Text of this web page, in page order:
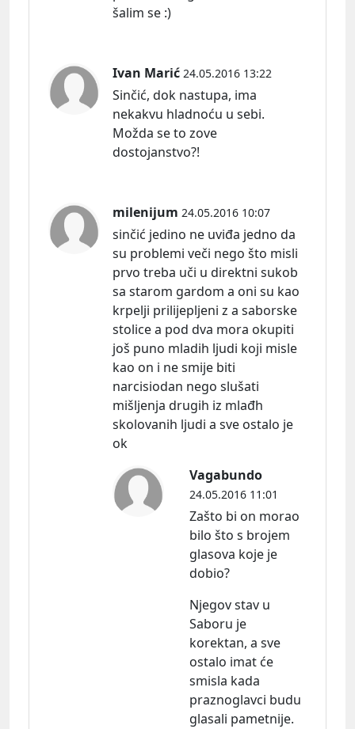
šalim se :)
Ivan Marić 24.05.2016 13:22
Sinčić, dok nastupa, ima
nekakvu hladnoću u sebi.
Možda se to zove
dostojanstvo?!
milenijum 24.05.2016 10:07
sinčić jedino ne uviđa jedno da
su problemi veči nego što misli
prvo treba uči u direktni sukob
sa starom gardom a oni su kao
krpelji prilijepljeni z a saborske
stolice a pod dva mora okupiti
još puno mladih ljudi koji misle
kao on i ne smije biti
narcisiodan nego slušati
mišljenja drugih iz mlađh
skolovanih ljudi a sve ostalo je
ok
Vagabundo
24.05.2016 11:01
Zašto bi on morao
bilo što s brojem
glasova koje je
dobio?
Njegov stav u
Saboru je
korektan, a sve
ostalo imat će
smisla kada
praznoglavci budu
glasali pametnije.